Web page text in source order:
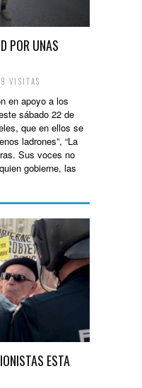
POR UNAS
VISITAS
en apoyo a los
sábado 22 de
que en ellos se
ladrones”, “La
Sus voces no
gobierne, las
ESTA